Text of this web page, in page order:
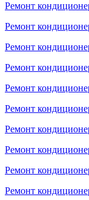
Ремонт
Ремонт
Ремонт
Ремонт
Ремонт
Ремонт
Ремонт
Ремонт
Ремонт
Ремонт